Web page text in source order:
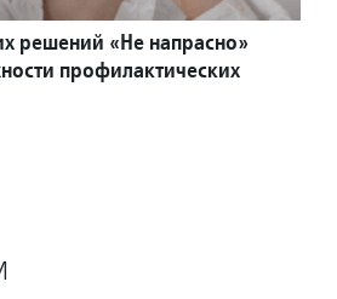
решений «Не напрасно»
профилактических